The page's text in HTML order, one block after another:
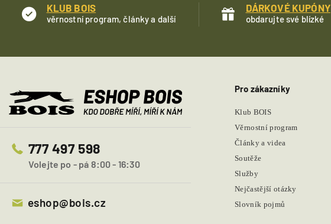
KLUB BOIS
věrnostní program, články a další
DÁRKOVÉ KUPÓNY
obdarujte své blízké
777 497 598
Volejte po - pá 8:00 - 16:30
eshop@bois.cz
Pro zákazníky
Klub BOIS
Věrnostní program
Články a videa
Soutěže
Služby
Nejčastější otázky
Slovník pojmů